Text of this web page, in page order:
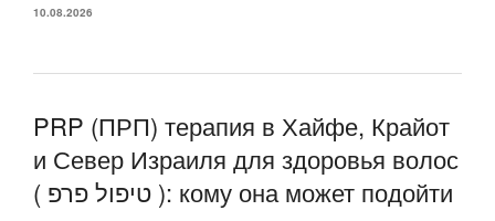
10.08.2026
PRP (ПРП) терапия в Хайфе, Крайот
и Север Израиля для здоровья волос
( טיפול פרפ ): кому она может подойти